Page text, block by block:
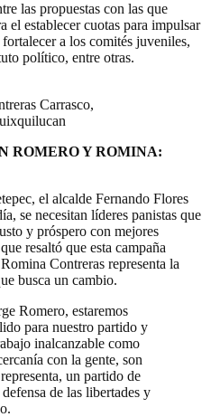
las propuestas con las que
el establecer cuotas para impulsar
a los comités juveniles,
político, entre otras.
Carrasco,
ROMERO Y ROMINA:
el alcalde Fernando Flores
se necesitan líderes panistas que
y próspero con mejores
resaltó que esta campaña
Contreras representa la
busca un cambio.
Romero, estaremos
para nuestro partido y
inalcanzable como
con la gente, son
un partido de
de las libertades y